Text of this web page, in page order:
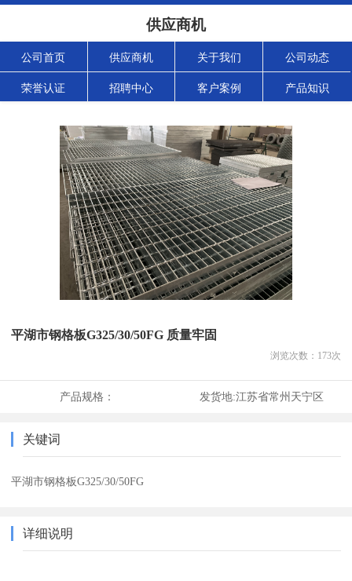
供应商机
公司首页 供应商机 关于我们 公司动态
荣誉认证 招聘中心 客户案例 产品知识
平湖市钢格板G325/30/50FG 质量牢固
浏览次数： 173次
产品规格： 发货地:江苏省常州天宁区
关键词
平湖市钢格板G325/30/50FG
详细说明